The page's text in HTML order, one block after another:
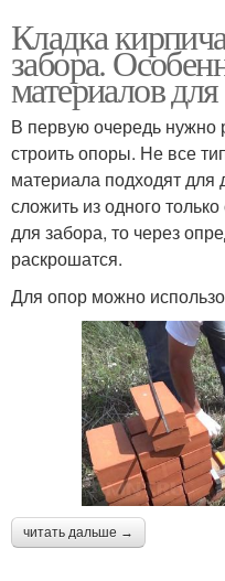
Кладка
забора.
материалов
В первую очередь нужно
строить опоры. Не все
материала подходят
сложить из одного
для забора, то через
раскрошатся.
Для опор можно
читать дальше →